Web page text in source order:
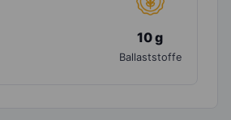
10 g
Ballaststoffe